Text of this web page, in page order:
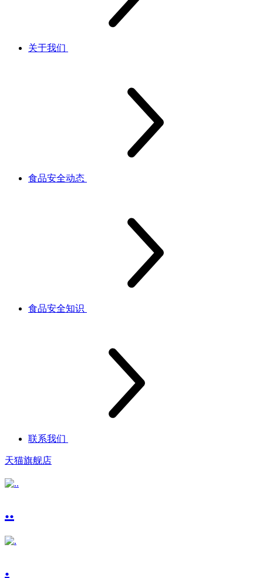
关于我们
食品安全动态
食品安全知识
联系我们
天猫旗舰店
..
.